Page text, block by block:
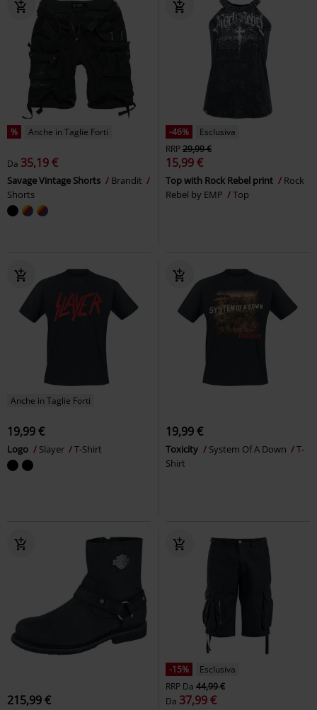
% Anche in Taglie Forti
Da 35,19 €
Savage Vintage Shorts
Brandit
Shorts
-46%
Esclusiva
RRP29,99 €
15,99 €
Top with Rock Rebel print
Rock
Rebel by EMP
Top
Anche in Taglie Forti
19,99 €
Logo Slayer T-Shirt
19,99 €
Toxicity System Of A Down
T-
Shirt
215,99 €
-15%
Esclusiva
RRP Da 44,99 €
Da 37,99 €